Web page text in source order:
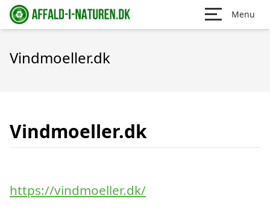
Menu
Vindmoeller.dk
Vindmoeller.dk
https://vindmoeller.dk/